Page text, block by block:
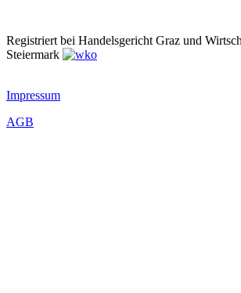
Registriert bei Handelsgericht Graz und
Steiermark
Impressum
AGB